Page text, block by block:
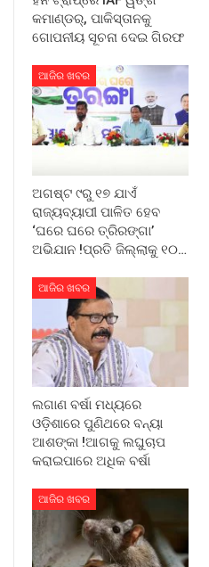
କମାଣ୍ଡର୍, ପାକିସ୍ତାନକୁ
ଗୋପନୀୟ ସୂଚନା ଦେଇ ଗିରଫ
ଆଜିର ଖବର
ଅଗଷ୍ଟ ୯ରୁ ୧୭ ଯାଏଁ
ରାଜ୍ୟବ୍ୟାପୀ ପାଳିତ ହେବ
‘ଘରେ ଘରେ ତ୍ରିରଙ୍ଗା’
ଅଭିଯାନ !ପ୍ରତି ଜିଲ୍ଲାକୁ ୧୦…
ଆଜିର ଖବର
ଲଗାଣ ବର୍ଷା ମଧ୍ୟରେ
ଓଡ଼ିଶାରେ ପୁଣିଥରେ ବନ୍ୟା
ଆଶଙ୍କା !ଆଗକୁ ଲଘୁଚାପ
କରାଇପାରେ ଅଧିକ ବର୍ଷା
ଆଜିର ଖବର